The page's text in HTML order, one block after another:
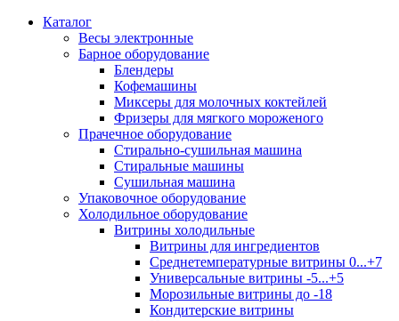
Каталог
Весы электронные
Барное оборудование
Блендеры
Кофемашины
Миксеры для молочных коктейлей
Фризеры для мягкого мороженого
Прачечное оборудование
Стирально-сушильная машина
Стиральные машины
Сушильная машина
Упаковочное оборудование
Холодильное оборудование
Витрины холодильные
Витрины для ингредиентов
Среднетемпературные витрины 0...+7
Универсальные витрины -5...+5
Морозильные витрины до -18
Кондитерские витрины